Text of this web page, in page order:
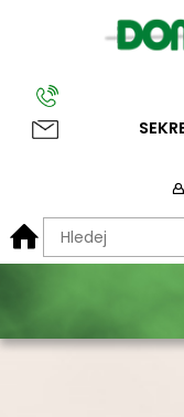
Informace pro
Domov Vesna